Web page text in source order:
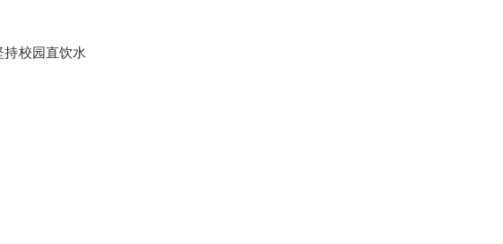
持校园直饮水